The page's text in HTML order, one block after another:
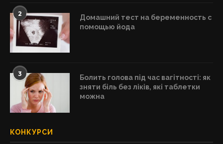
2
Домашний тест на беременность с
помощью йода
3
Болить голова під час вагітності: як
зняти біль без ліків, які таблетки
можна
КОНКУРСИ